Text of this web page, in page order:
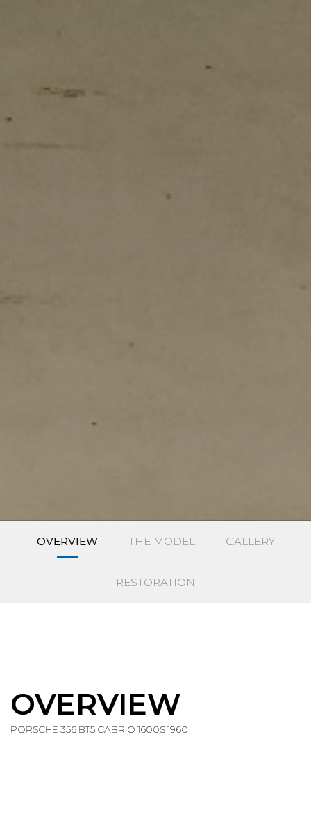
OVERVIEW THE MODEL GALLERY
RESTORATION
OVERVIEW
PORSCHE 356 BT5 CABRIO 1600S 1960